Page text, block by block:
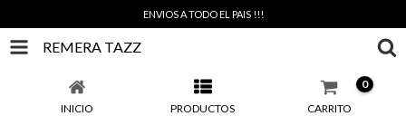
ENVIOS A TODO EL PAIS !!!
REMERA TAZZ
INICIO PRODUCTOS CARRITO
0